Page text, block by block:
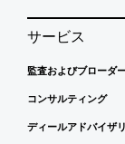
サービス
監査およびブローダ
コンサルティング
ディールアドバイザ